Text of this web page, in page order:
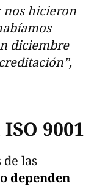
nos hicieron
diciembre
9001
las
dependen